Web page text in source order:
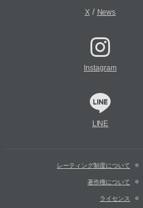
X/ News
Instagram
LINE
レーティング制度について
著作権について
ライセンス